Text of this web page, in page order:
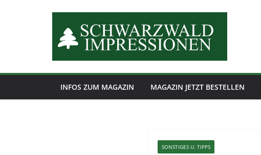
INFOS ZUM MAGAZIN MAGAZIN JETZT BESTELLEN
SONSTIGES U. TIPPS